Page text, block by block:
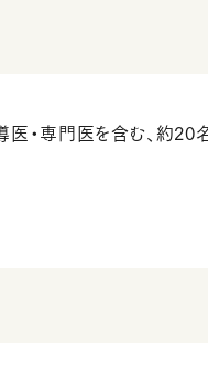
・専門医を含む、約20